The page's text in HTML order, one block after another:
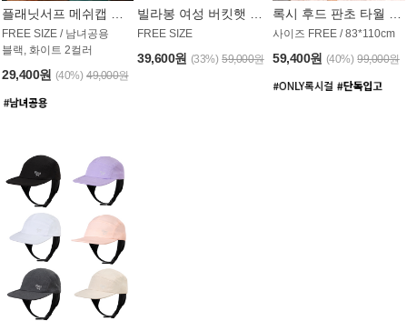
FREE SIZE / 남녀공용
블랙, 화이트 2컬러
29,400원 (40%) 49,000원
FREE SIZE
39,600원 (33%) 59,000원
사이즈 FREE / 83*110cm
59,400원 (40%) 99,000원